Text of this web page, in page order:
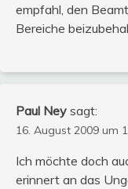
empfahl, den
Bereiche
Paul Ney sagt:
16. August 2009 um
Ich möchte doch
erinnert an das